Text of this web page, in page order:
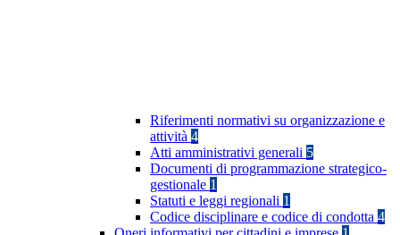
Riferimenti normativi su organizzazione e
attività 4
Atti amministrativi generali 5
Documenti di programmazione strategico-
gestionale 1
Statuti e leggi regionali 1
Codice disciplinare e codice di condotta 4